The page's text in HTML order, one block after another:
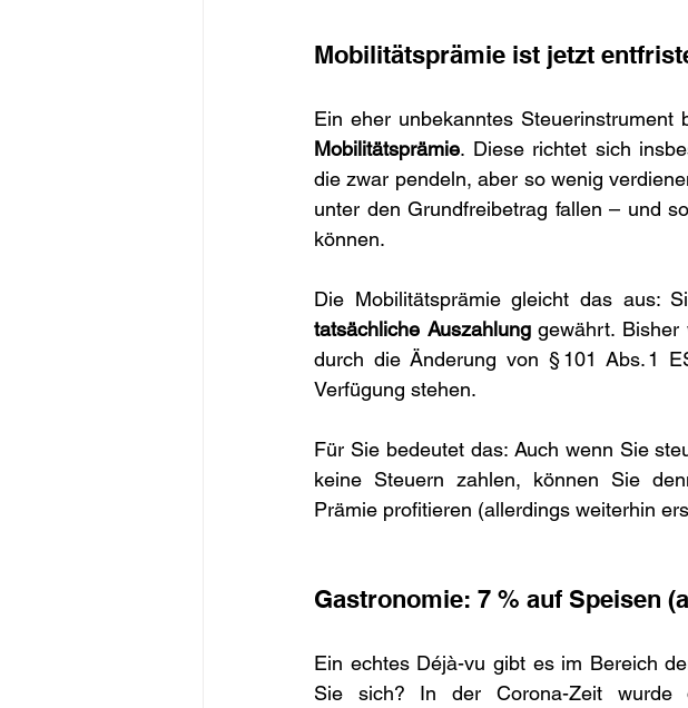
Mobilitätsprämie ist jetzt
Mobilitätsprämie. Diese richtet sich
die zwar pendeln, aber so wenig
unter den Grundfreibetrag fallen – und
können.
Die Mobilitätsprämie gleicht das aus:
tatsächliche Auszahlung gewährt. Bisher
durch die Änderung von § 101 Abs. 1
Verfügung stehen.
Für Sie bedeutet das: Auch wenn Sie
keine Steuern zahlen, können Sie
Prämie profitieren (allerdings weiterhin
Gastronomie: 7 % auf Speisen
Ein echtes Déjà-vu gibt es im Bereich
Sie sich? In der Corona-Zeit wurde